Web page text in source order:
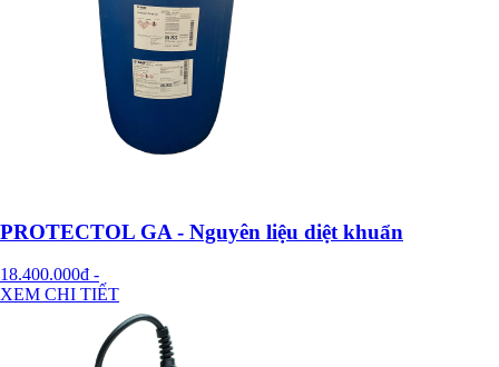
PROTECTOL GA - Nguyên liệu diệt khuẩn
18.400.000đ -
XEM CHI TIẾT